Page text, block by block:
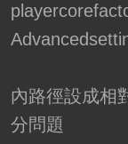
內路徑設成相
分問題